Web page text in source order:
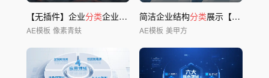
【无插件】企业分类企业时间线展示
AE模板 像素青蚨
简洁企业结构分类展示【无插件】
AE模板 美甲方